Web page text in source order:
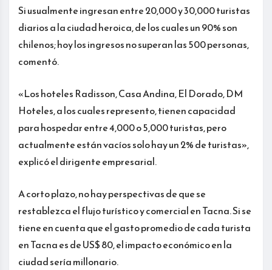
Si usualmente ingresan entre 20,000 y 30,000 turistas
diarios a la ciudad heroica, de los cuales un 90% son
chilenos; hoy los ingresos no superan las 500 personas,
comentó.
«Los hoteles Radisson, Casa Andina, El Dorado, DM
Hoteles, a los cuales represento, tienen capacidad
para hospedar entre 4,000 o 5,000 turistas, pero
actualmente están vacíos solo hay un 2% de turistas»,
explicó el dirigente empresarial.
A corto plazo, no hay perspectivas de que se
restablezca el flujo turístico y comercial en Tacna. Si se
tiene en cuenta que el gasto promedio de cada turista
en Tacna es de US$ 80, el impacto económico en la
ciudad sería millonario.